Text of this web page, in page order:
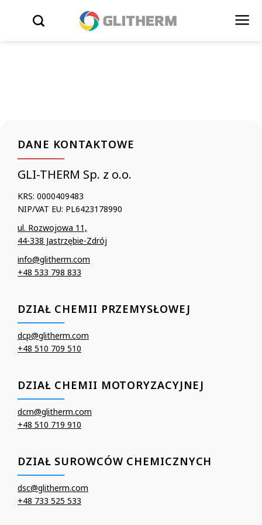
WYSZUKIWARKA
DANE KONTAKTOWE
GLI-THERM Sp. z o.o.
KRS: 0000409483
NIP/VAT EU: PL6423178990
ul. Rozwojowa 11,
44-338 Jastrzębie-Zdrój
info@glitherm.com
+48 533 798 833
DZIAŁ CHEMII PRZEMYSŁOWEJ
dcp@glitherm.com
+48 510 709 510
DZIAŁ CHEMII MOTORYZACYJNEJ
dcm@glitherm.com
+48 510 719 910
DZIAŁ SUROWCÓW CHEMICZNYCH
dsc@glitherm.com
+48 733 525 533